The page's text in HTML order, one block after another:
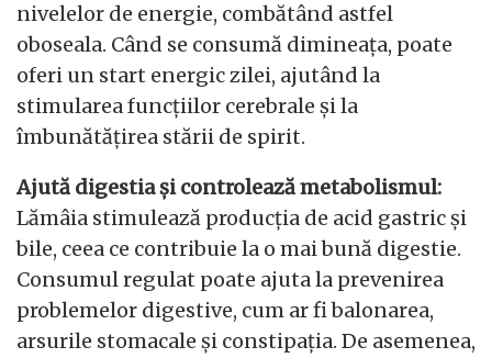
nivelelor de energie, combătând astfel
oboseala. Când se consumă dimineața, poate
oferi un start energic zilei, ajutând la
stimularea funcțiilor cerebrale și la
îmbunătățirea stării de spirit.
Ajută digestia și controlează metabolismul:
Lămâia stimulează producția de acid gastric și
bile, ceea ce contribuie la o mai bună digestie.
Consumul regulat poate ajuta la prevenirea
problemelor digestive, cum ar fi balonarea,
arsurile stomacale și constipația. De asemenea,